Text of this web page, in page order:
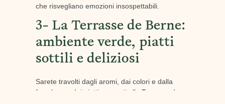
che risvegliano emozioni insospettabili.
3- La Terrasse de Berne:
ambiente verde, piatti
sottili e deliziosi
Sarete travolti dagli aromi, dai colori e dalla
freschezza dei piatti proposti alla Terrasse de